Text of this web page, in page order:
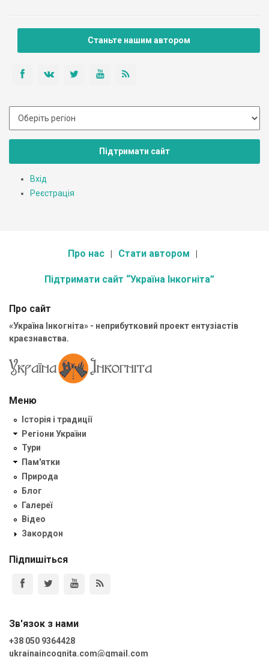
Станьте нашим автором
Підтримати сайт
Вхід
Реєстрація
Про нас Стати автором
Підтримати сайт “Україна Інкогніта”
Про сайт
«Україна Інкогніта» - неприбутковий проект ентузіастів
краєзнавства.
Меню
Історія і традиції
Регіони України
Тури
Пам'ятки
Природа
Блог
Галереї
Відео
Закордон
Підпишіться
Зв'язок з нами
+38 050 9364428
ukrainaincognita.com@gmail.com